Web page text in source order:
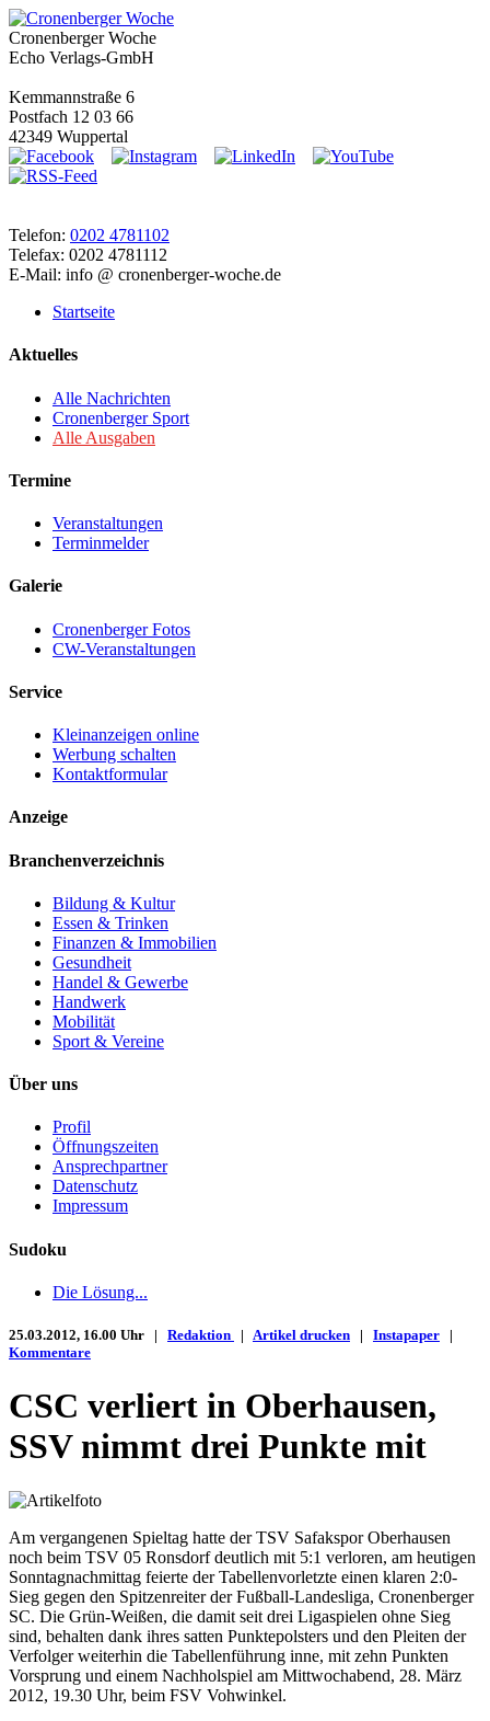
Cronenberger Woche
Echo Verlags-GmbH
Kemmannstraße 6
Postfach 12 03 66
42349 Wuppertal
Telefon: 0202 4781102
Telefax: 0202 4781112
E-Mail: info @ cronenberger-woche.de
Startseite
Aktuelles
Alle Nachrichten
Cronenberger Sport
Alle Ausgaben
Termine
Veranstaltungen
Terminmelder
Galerie
Cronenberger Fotos
CW-Veranstaltungen
Service
Kleinanzeigen online
Werbung schalten
Kontaktformular
Anzeige
Branchenverzeichnis
Bildung & Kultur
Essen & Trinken
Finanzen & Immobilien
Gesundheit
Handel & Gewerbe
Handwerk
Mobilität
Sport & Vereine
Über uns
Profil
Öffnungszeiten
Ansprechpartner
Datenschutz
Impressum
Sudoku
Die Lösung...
25.03.2012, 16.00 Uhr | Redaktion | Artikel drucken | Instapaper |
Kommentare
CSC verliert in Oberhausen,
SSV nimmt drei Punkte mit
Am vergangenen Spieltag hatte der TSV Safakspor Oberhausen
noch beim TSV 05 Ronsdorf deutlich mit 5:1 verloren, am heutigen
Sonntagnachmittag feierte der Tabellenvorletzte einen klaren 2:0-
Sieg gegen den Spitzenreiter der Fußball-Landesliga, Cronenberger
SC. Die Grün-Weißen, die damit seit drei Ligaspielen ohne Sieg
sind, behalten dank ihres satten Punktepolsters und den Pleiten der
Verfolger weiterhin die Tabellenführung inne, mit zehn Punkten
Vorsprung und einem Nachholspiel am Mittwochabend, 28. März
2012, 19.30 Uhr, beim FSV Vohwinkel.